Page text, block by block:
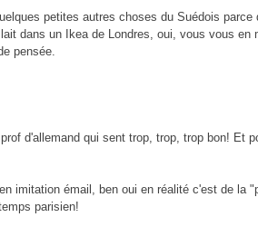
petites autres choses du Suédois parce
dans un Ikea de Londres, oui, vous vous en
pensée.
d'allemand qui sent trop, trop, trop bon! Et
en imitation émail, ben oui en réalité c'est de la
parisien!